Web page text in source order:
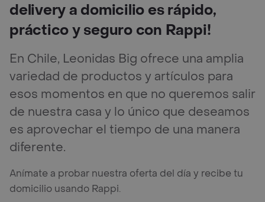
delivery a domicilio es rápido,
práctico y seguro con Rappi!
En Chile, Leonidas Big ofrece una amplia
variedad de productos y artículos para
esos momentos en que no queremos salir
de nuestra casa y lo único que deseamos
es aprovechar el tiempo de una manera
diferente.
Anímate a probar nuestra oferta del día y recibe tu
domicilio usando Rappi.